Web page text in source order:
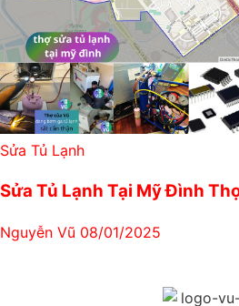
Sửa Tủ Lạnh
Sửa Tủ Lạnh Tại Mỹ Đình
Nguyễn Vũ 08/01/2025